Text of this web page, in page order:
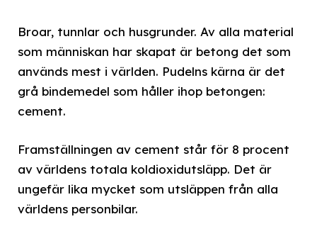
Broar, tunnlar och husgrunder. Av alla material
som människan har skapat är betong det som
används mest i världen. Pudelns kärna är det
grå bindemedel som håller ihop betongen:
cement.
Framställningen av cement står för 8 procent
av världens totala koldioxidutsläpp. Det är
ungefär lika mycket som utsläppen från alla
världens personbilar.